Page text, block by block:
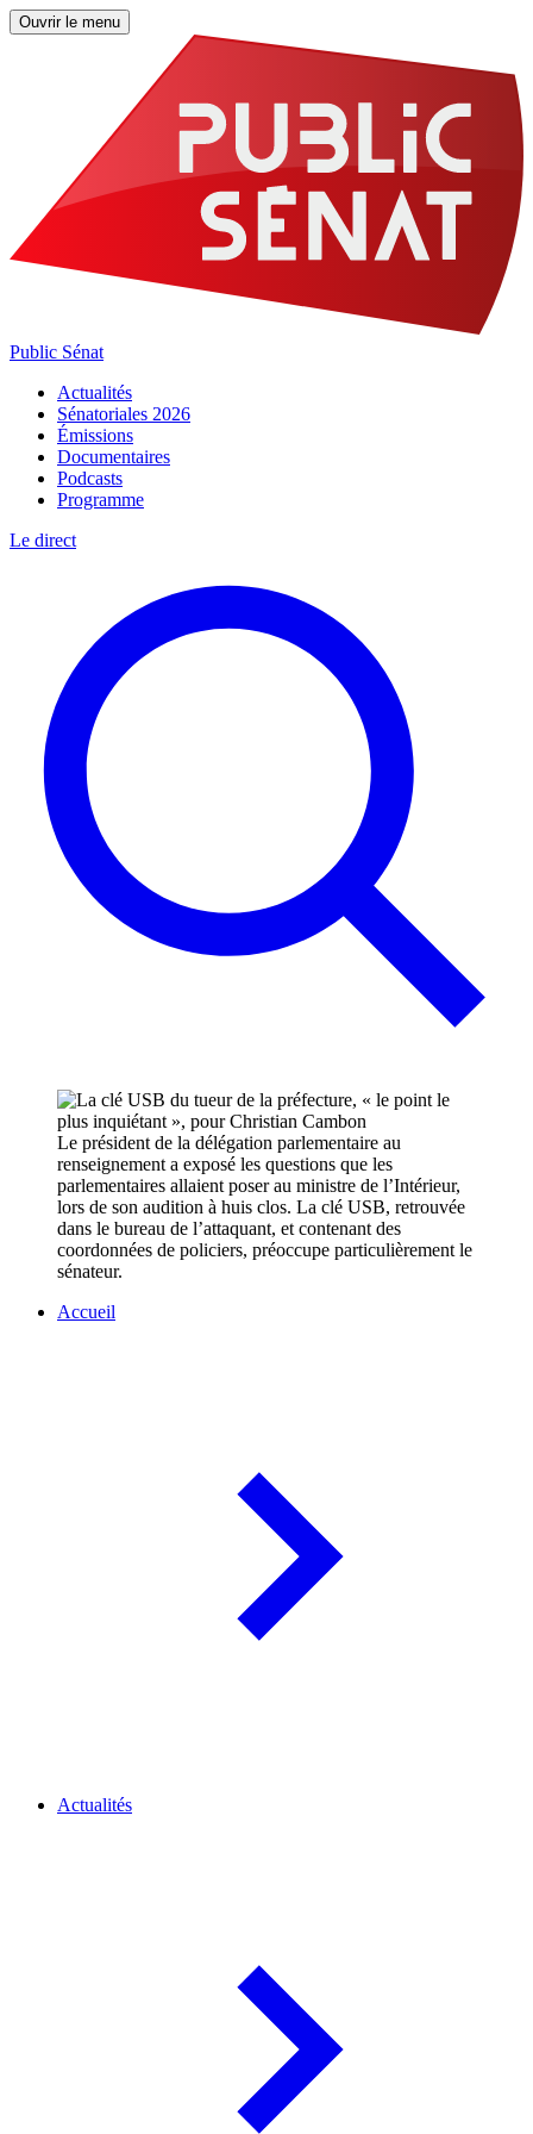
Ouvrir le menu
Public Sénat
Actualités
Sénatoriales 2026
Émissions
Documentaires
Podcasts
Programme
Le direct
Le président de la délégation parlementaire au
renseignement a exposé les questions que les
parlementaires allaient poser au ministre de l’Intérieur,
lors de son audition à huis clos. La clé USB, retrouvée
dans le bureau de l’attaquant, et contenant des
coordonnées de policiers, préoccupe particulièrement le
sénateur.
Accueil
Actualités